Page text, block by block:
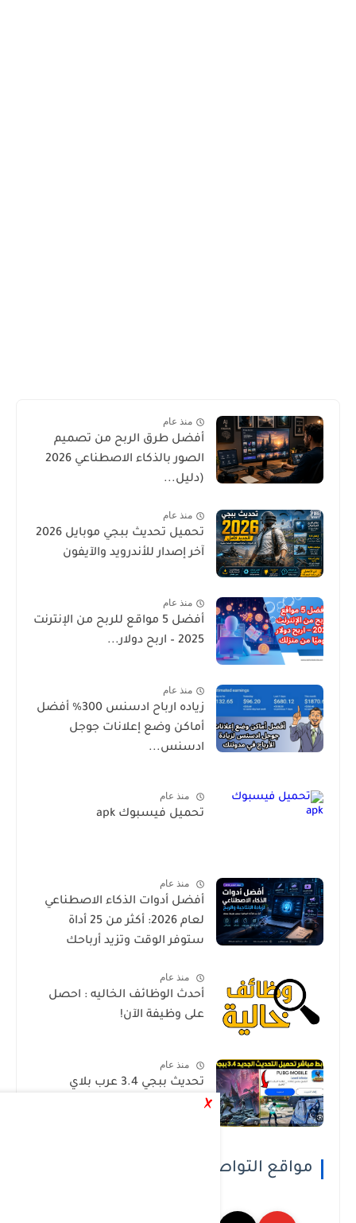
منذ عام
أفضل طرق الربح من تصميم
الصور بالذكاء الاصطناعي 2026
(دليل...
منذ عام
تحميل تحديث ببجي موبايل 2026
آخر إصدار للأندرويد والآيفون
منذ عام
أفضل 5 مواقع للربح من الإنترنت
2025 – اربح دولار...
منذ عام
زياده ارباح ادسنس 300% أفضل
أماكن وضع إعلانات جوجل
ادسنس...
منذ عام
تحميل فيسبوك apk
منذ عام
أفضل أدوات الذكاء الاصطناعي
لعام 2026: أكثر من 25 أداة
ستوفر الوقت وتزيد أرباحك
منذ عام
أحدث الوظائف الخاليه : احصل
على وظيفة الآن!
منذ عام
تحديث ببجي 3.4 عرب بلاي
مواقع التواصل الاجتماعي